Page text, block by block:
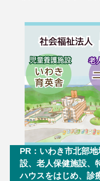
PR：いわき市北部
設、老人保健施設、
ハウスをはじめ、診